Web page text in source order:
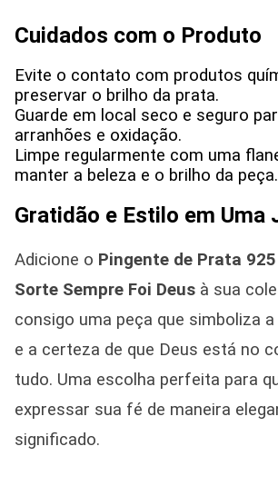
Cuidados com o Produto
Evite o contato com produtos
preservar o brilho da prata.
Guarde em local seco e seguro
arranhões e oxidação.
Limpe regularmente com uma
manter a beleza e o brilho da peça.
Gratidão e Estilo em Uma
Adicione o Pingente de Prata
Sorte Sempre Foi Deus à sua
consigo uma peça que simboliza
e a certeza de que Deus está no
tudo. Uma escolha perfeita para
expressar sua fé de maneira
significado.